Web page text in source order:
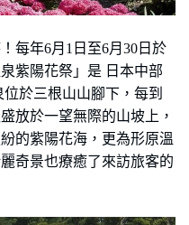
每年6月 1 日至6月 30 日於
紫陽花祭」是 日本中部
於三根山山腳下，每到
放於一望無際的山坡上，
的紫陽花海，更為形原溫
奇景也療癒了來訪旅客的